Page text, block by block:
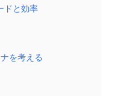
ドと効率
を考える